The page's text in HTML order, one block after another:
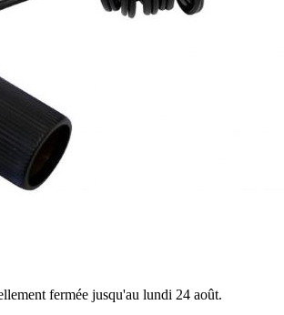
fermée jusqu'au lundi 24 août.